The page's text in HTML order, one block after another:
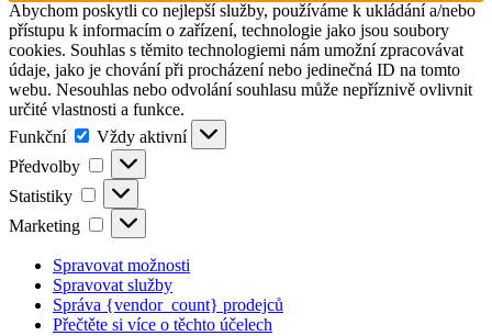
Abychom poskytli co nejlepší služby, používáme k ukládání a/nebo
přístupu k informacím o zařízení, technologie jako jsou soubory
cookies. Souhlas s těmito technologiemi nám umožní zpracovávat
údaje, jako je chování při procházení nebo jedinečná ID na tomto
webu. Nesouhlas nebo odvolání souhlasu může nepříznivě ovlivnit
určité vlastnosti a funkce.
Funkční
Funkční
Vždy aktivní
Předvolby
Předvolby
Statistiky Statistiky
Marketing Marketing
Spravovat možnosti
Spravovat služby
Správa {vendor_count} prodejců
Přečtěte si více o těchto účelech